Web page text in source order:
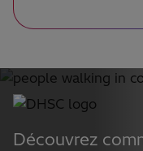
Découvrez